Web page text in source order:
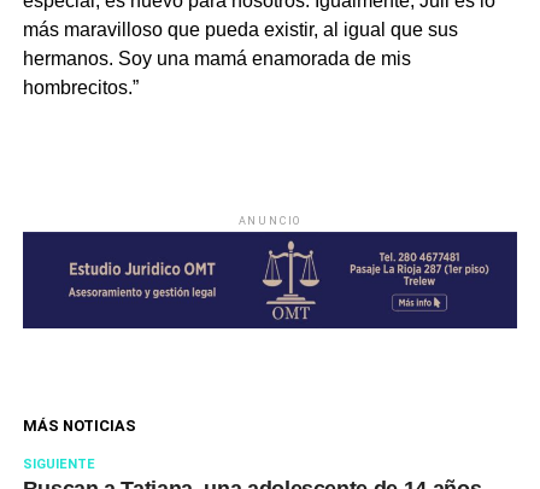
más maravilloso que pueda existir, al igual que sus
hermanos. Soy una mamá enamorada de mis
hombrecitos.”
ANUNCIO
MÁS NOTICIAS
SIGUIENTE